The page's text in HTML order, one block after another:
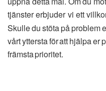
tjänster erbjuder vi ett
Skulle du stöta på problem
vårt yttersta för att hjälpa er
främsta prioritet.